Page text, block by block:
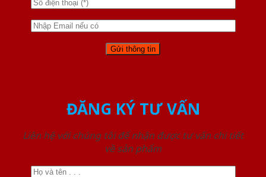
ĐĂNG KÝ TƯ VẤN
Liên hệ với chúng tôi để nhận được tư vấn chi tiết
về sản phẩm